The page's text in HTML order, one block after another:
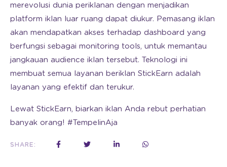
merevolusi dunia periklanan dengan menjadikan
platform iklan luar ruang dapat diukur. Pemasang iklan
akan mendapatkan akses terhadap dashboard yang
berfungsi sebagai monitoring tools, untuk memantau
jangkauan audience iklan tersebut. Teknologi ini
membuat semua layanan beriklan StickEarn adalah
layanan yang efektif dan terukur.
Lewat StickEarn, biarkan iklan Anda rebut perhatian
banyak orang! #TempelinAja
SHARE: